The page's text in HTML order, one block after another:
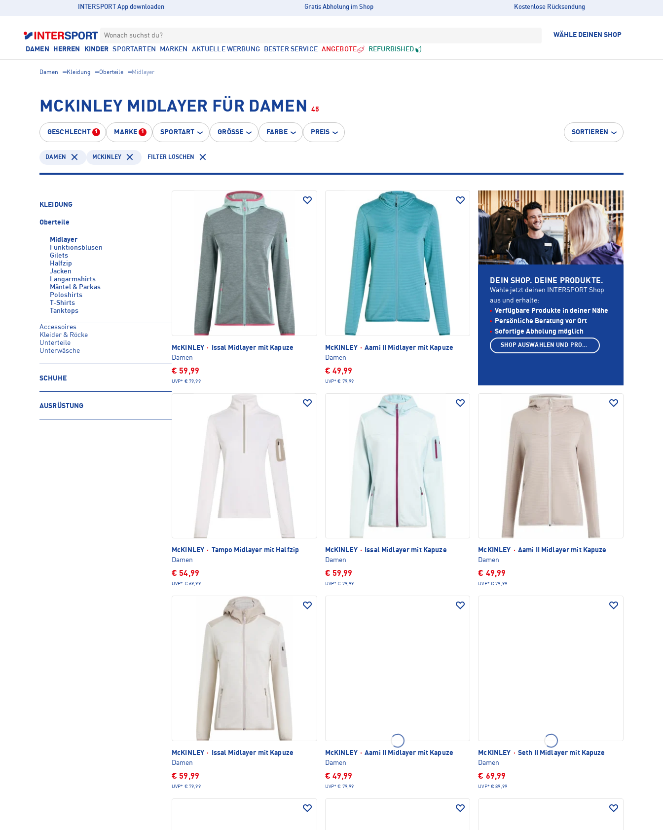
INTERSPORT App downloaden Gratis Abholung im Shop Kostenlose Rücksendung
Wonach suchst du? WÄHLE DEINEN SHOP
DAMEN HERREN KINDER SPORTARTEN MARKEN AKTUELLE WERBUNG BESTER SERVICE ANGEBOTE REFURBISHED
Damen Kleidung Oberteile Midlayer
MCKINLEY MIDLAYER FÜR DAMEN 45
GESCHLECHT 1 MARKE 1 SPORTART GRÖSSE FARBE PREIS SORTIEREN
DAMEN MCKINLEY FILTER LÖSCHEN
KLEIDUNG
Oberteile
Midlayer
Funktionsblusen
Gilets
Halfzip
Jacken
Langarmshirts
Mäntel & Parkas
Poloshirts
T-Shirts
Tanktops
Accessoires
Kleider & Röcke
Unterteile
Unterwäsche
SCHUHE
AUSRÜSTUNG
McKINLEY ·
Issal Midlayer mit Kapuze
Damen
€ 59,99
UVP* € 79,99
McKINLEY · Aami II Midlayer mit Kapuze
Damen
€ 49,99
UVP* € 79,99
McKINLEY · Tampo Midlayer mit Halfzip
Damen
€ 54,99
UVP* € 69,99
McKINLEY ·
Issal Midlayer mit Kapuze
Damen
€ 59,99
UVP* € 79,99
McKINLEY · Aami II Midlayer mit Kapuze
Damen
€ 49,99
UVP* € 79,99
McKINLEY ·
Issal Midlayer mit Kapuze
Damen
€ 59,99
UVP* € 79,99
McKINLEY · Aami II Midlayer mit Kapuze
Damen
€ 49,99
UVP* € 79,99
McKINLEY · Seth II Midlayer mit Kapuze
Damen
€ 69,99
UVP* € 89,99
DEIN SHOP. DEINE PRODUKTE.
Wähle jetzt deinen INTERSPORT Shop
aus und erhalte:
Verfügbare Produkte in deiner Nähe
Persönliche Beratung vor Ort
Sofortige Abholung möglich
SHOP AUSWÄHLEN UND PRODUKTE ANZEIGEN